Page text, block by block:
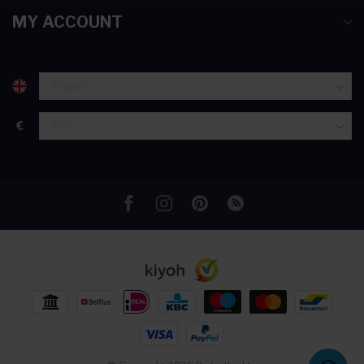
partners voor social media, adverteren en analyse. Deze
verzameld op basis van uw gebruik van hun services.
MY ACCOUNT
€